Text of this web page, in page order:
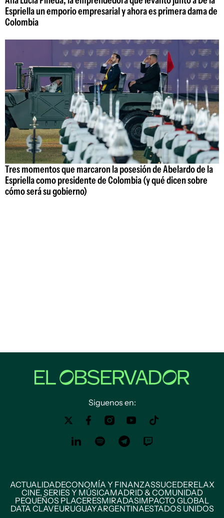
Espriella un emporio empresarial y ahora es primera dama de
Colombia
Tres momentos que marcaron la posesión de Abelardo de la
Espriella como presidente de Colombia (y qué dicen sobre
cómo será su gobierno)
Siguenos en:
ACTUALIDADECONOMÍA Y FINANZASSUCEDERELAX
CINE, SERIES Y MÚSICAMADRID & COMUNIDAD
PEQUEÑOS PLACERESMIRADASIMPACTO GLOBAL
DATA CLAVEURUGUAYARGENTINAESTADOS UNIDOS